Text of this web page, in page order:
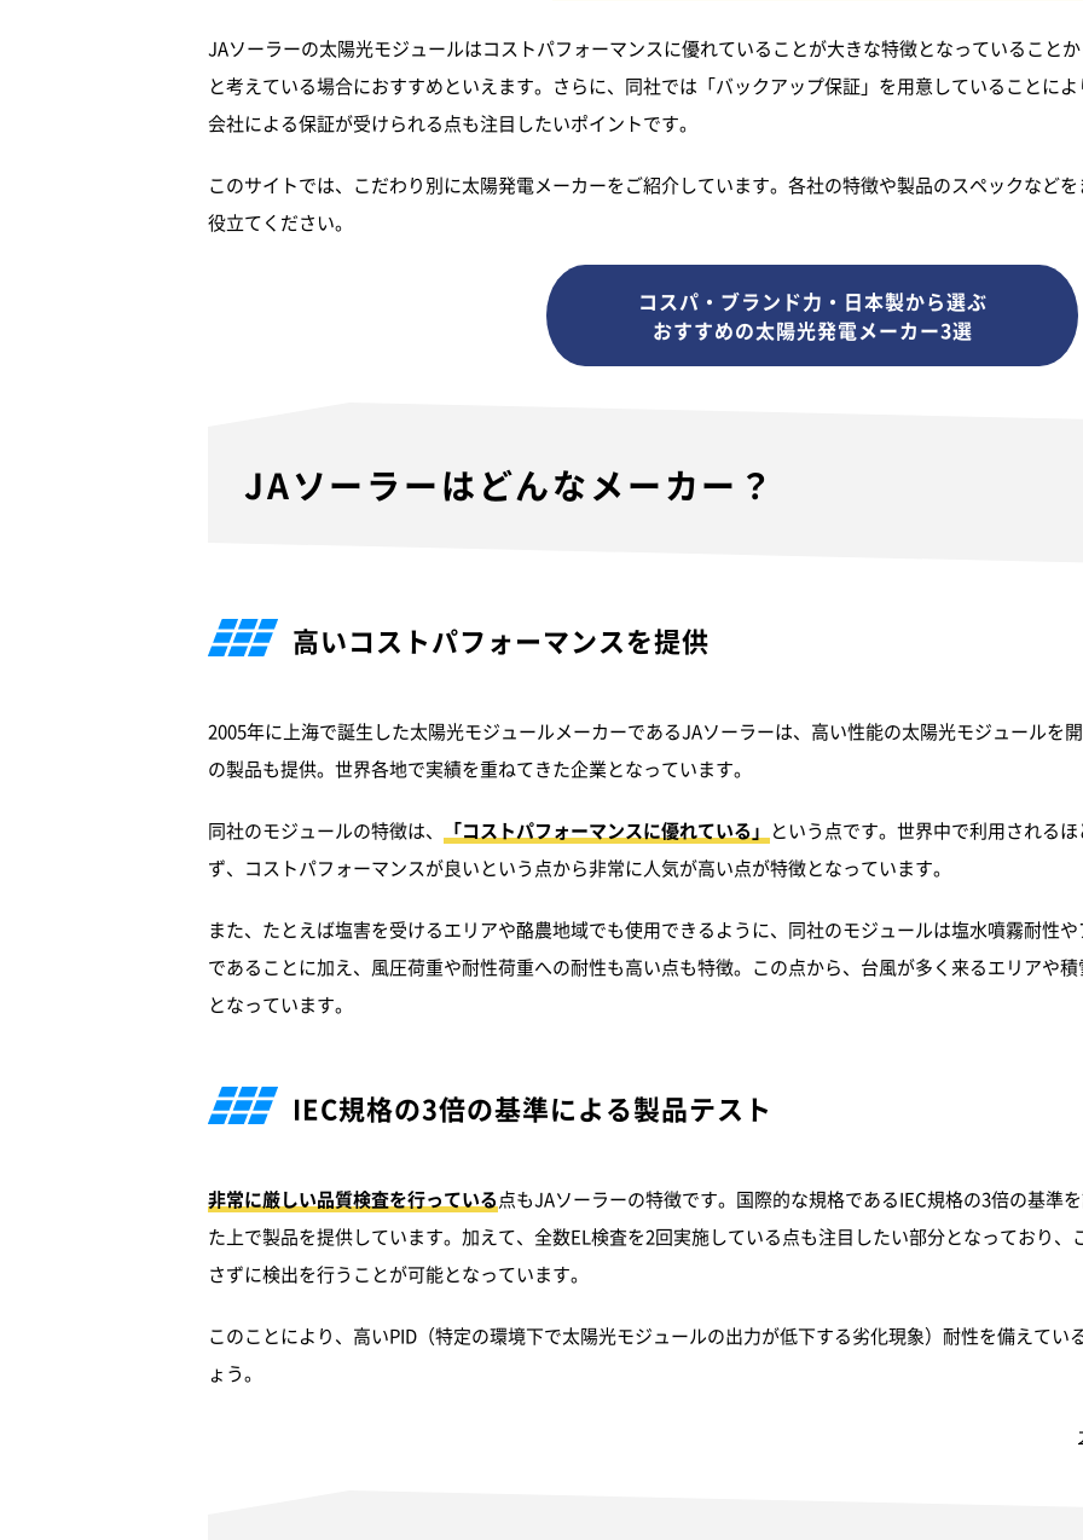
JAソーラーの太陽光モジュールはコストパフォーマンスに優れていることが大きな特徴となっていること
と考えている場合におすすめといえます。さらに、同社では「バックアップ保証」を用意していることに
会社による保証が受けられる点も注目したいポイントです。
このサイトでは、こだわり別に太陽発電メーカーをご紹介しています。各社の特徴や製品のスペックなど
役立てください。
コスパ・ブランド力・ 日本製から選ぶ
おすすめの太陽光発電メーカー3選
JAソーラーは どんなメーカー？
高いコストパフォーマンスを提供
2005年に上海で誕生した太陽光モジュールメーカーであるJAソーラーは、高い性能の太陽光モジュールを
の製品も提供。世界各地で実績を重ねてきた企業となっています。
同社のモジュールの特徴は、 「コストパフォーマンスに優れている」 という点です。世界中で利用される
ず、コストパフォーマンスが良いという点から非常に人気が高い点が特徴となっています。
また、たとえば塩害を受けるエリアや酪農地域でも使用できるように、同社のモジュールは塩水噴霧耐性
であることに加え、風圧荷重や耐性荷重への耐性も高い点も特徴。この点から、台風が多く来るエリアや
となっています。
IEC規格の3倍の基準による製品テスト
非常に厳しい品質検査を行っている点もJAソーラーの特徴です。国際的な規格であるIEC規格の3倍の基準
た上で製品を提供しています。加えて、全数EL検査を2回実施している点も注目したい部分となっており
さずに検出を行うことが可能となっています。
このことにより、高いPID（特定の環境下で太陽光モジュールの出力が低下する劣化現象）耐性を備えてい
ょう。